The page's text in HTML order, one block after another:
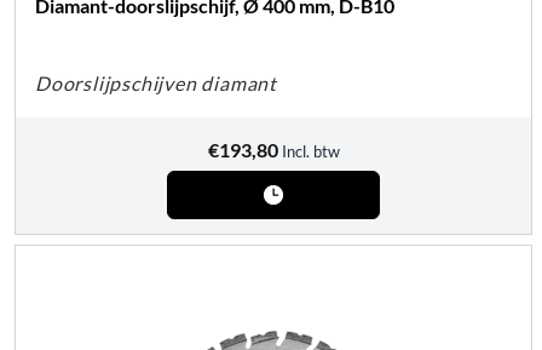
Diamant-doorslijpschijf, Ø 400 mm, D-B10
Doorslijpschijven diamant
€193,80 Incl. btw